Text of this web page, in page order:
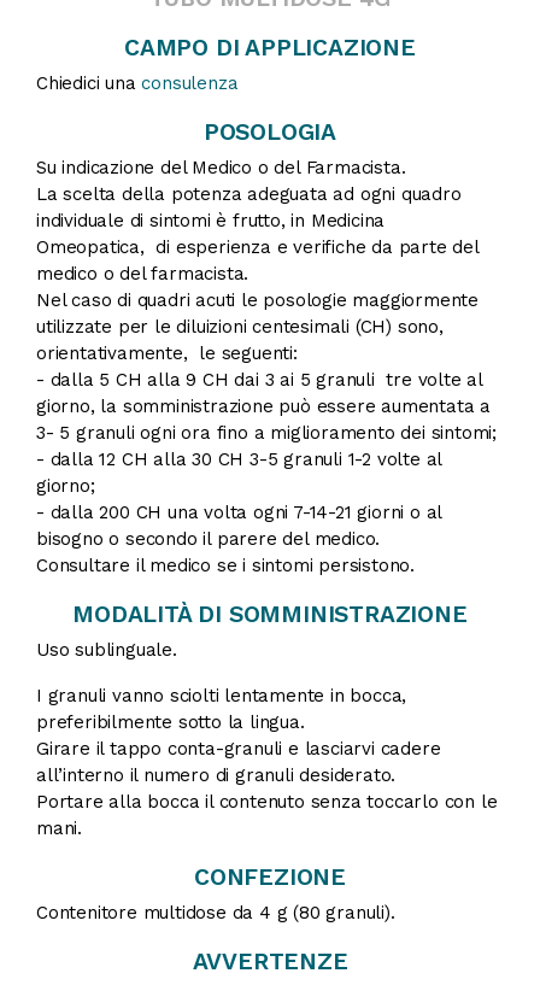
CAMPO DI APPLICAZIONE
Chiedici unaconsulenza
POSOLOGIA
Su indicazione del Medico o del Farmacista.
La scelta della potenza adeguata ad ogni quadro
individuale di sintomi è frutto, in Medicina
Omeopatica, di esperienza e verifiche da parte del
medico o del farmacista.
Nel caso di quadri acuti le posologie maggiormente
utilizzate per le diluizioni centesimali (CH) sono,
orientativamente, le seguenti:
- dalla 5 CH alla 9 CH dai 3 ai 5 granuli tre volte al
giorno, la somministrazione può essere aumentata a
3- 5 granuli ogni ora fino a miglioramento dei sintomi;
- dalla 12 CH alla 30 CH 3-5 granuli 1-2 volte al
giorno;
- dalla 200 CH una volta ogni 7-14-21 giorni o al
bisogno o secondo il parere del medico.
Consultare il medico se i sintomi persistono.
MODALITÀ DI SOMMINISTRAZIONE
Uso sublinguale.
I granuli vanno sciolti lentamente in bocca,
preferibilmente sotto la lingua.
Girare il tappo conta-granuli e lasciarvi cadere
all’interno il numero di granuli desiderato.
Portare alla bocca il contenuto senza toccarlo con le
mani.
CONFEZIONE
Contenitore multidose da 4 g (80 granuli).
AVVERTENZE